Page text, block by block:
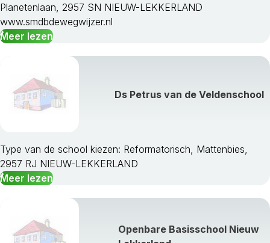
Alblasserdam
Albrandswaard
Alphen Aan Den Rijn
Bernisse
Binnenmaas
Bodegraven-Reeuwijk
Brielle
Capelle Aan Den Ijssel
Cromstrijen
Delft
Giessenlanden
Planetenlaan, 2957 SN NIEUW-LEKKERLAND
www.smdbdewegwijzer.nl
Meer lezen
Ds Petrus van de Veldenschool
Type van de school kiezen: Reformatorisch, Mattenbies,
2957 RJ NIEUW-LEKKERLAND
Meer lezen
Openbare Basisschool Nieuw